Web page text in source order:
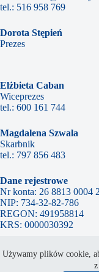
Używamy plików cookie,
tel.: 516 958 769
Dorota Stępień
Prezes
Elżbieta Caban
Wiceprezes
tel.: 600 161 744
Magdalena Szwala
Skarbnik
tel.: 797 856 483
Dane rejestrowe
Nr konta: 26 8813 0004
NIP: 734-32-82-786
REGON: 491958814
KRS: 0000030392
Ochrona Danych